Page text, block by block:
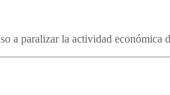
a paralizar la actividad económica